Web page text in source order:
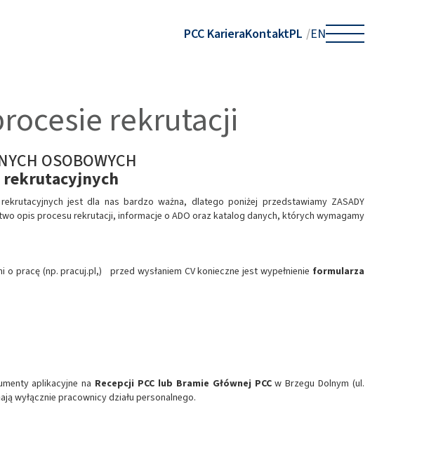
PCC KarieraKontaktPL EN
rekrutacji
OSOBOWYCH
rekrutacyjnych
jest dla nas bardzo ważna, dlatego poniżej przedstawiamy ZASADY
opis procesu rekrutacji, informacje o ADO oraz katalog danych, których wymagamy
pracę (np. pracuj.pl,) przed wysłaniem CV konieczne jest wypełnienie formularza
aplikacyjne na Recepcji PCC lub Bramie Głównej PCCw Brzegu Dolnym (ul.
wyłącznie pracownicy działu personalnego.